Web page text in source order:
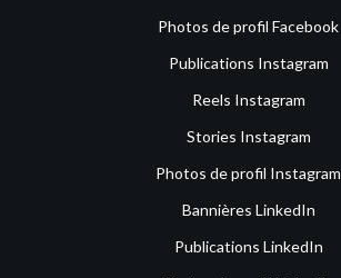
Photos de profil Facebook
Publications Instagram
Reels Instagram
Stories Instagram
Photos de profil Instagram
Bannières LinkedIn
Publications LinkedIn